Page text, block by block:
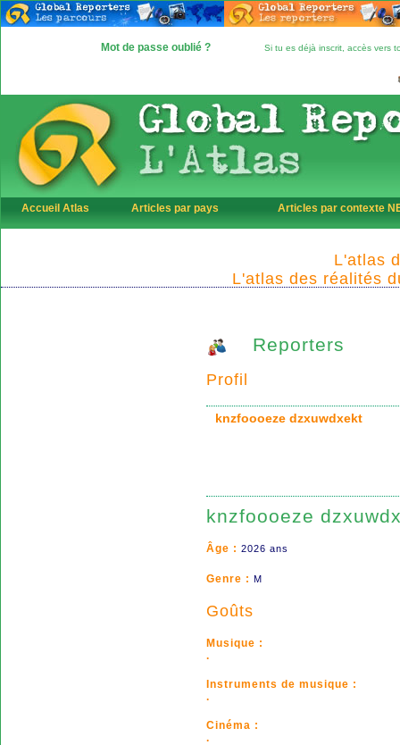
Mot de passe oublié ? Si tu es déjà inscrit, accès vers
Accueil Atlas Articles par pays Articles par contexte
L'atlas
L'atlas des réalités
Reporters
Profil
knzfoooeze dzxuwdxekt
knzfoooeze
Âge : 2026 ans
Genre : M
Goûts
Musique :
.
Instruments de musique :
.
Cinéma :
.